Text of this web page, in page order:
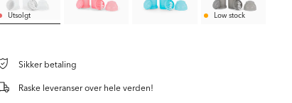
Utsolgt Low stock
Sikker betaling
Raske leveranser over hele verden!